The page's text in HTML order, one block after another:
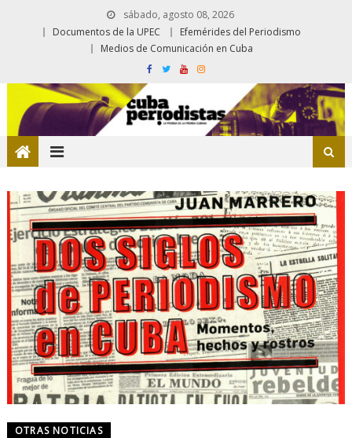
sábado, agosto 08, 2026
Documentos de la UPEC
Efemérides del Periodismo
Medios de Comunicación en Cuba
OTRAS NOTICIAS